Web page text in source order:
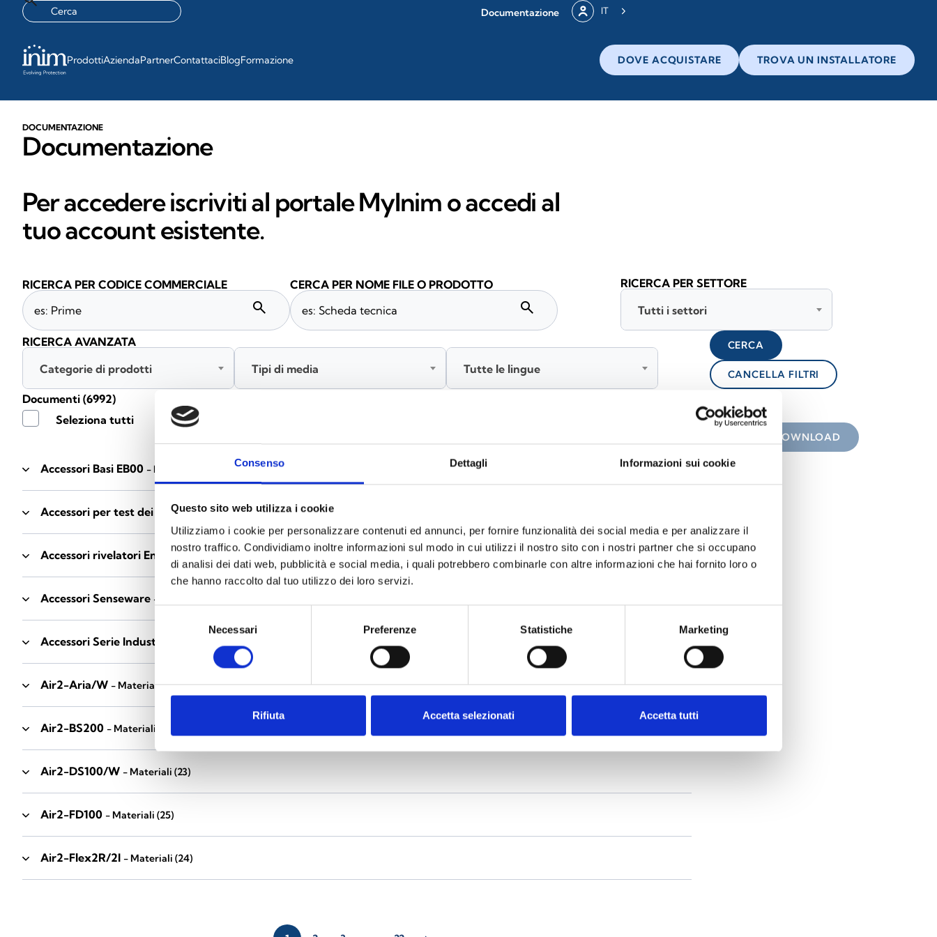
Consenso Dettagli Informazioni sui cookie
Questo sito web utilizza i cookie
Utilizziamo i cookie per personalizzare contenuti ed annunci, per fornire funzionalità dei social media e per analizzare il
nostro traffico. Condividiamo inoltre informazioni sul modo in cui utilizzi il nostro sito con i nostri partner che si occupano
di analisi dei dati web, pubblicità e social media, i quali potrebbero combinarle con altre informazioni che hai fornito loro o
che hanno raccolto dal tuo utilizzo dei loro servizi.
consenso
Necessari Preferenze Statistiche Marketing
Rifiuta Accetta selezionati Accetta tutti
Documentazione IT
ProdottiAziendaPartnerContattaciBlogFormazione DOVE ACQUISTARE TROVA UN INSTALLATORE
DOCUMENTAZIONE
Documentazione
Per accedere iscriviti al portale MyInim o accedi al
tuo account esistente.
Accessori Basi EB00 - Materiali
Accessori per test dei rivelatori - Materiali(6)
Accessori rivelatori Enea - Materiali(35)
Accessori Senseware - Materiali
Accessori Serie Industrial
Air2-Aria/W - Materiali(23)
Air2-BS200 - Materiali
Air2-DS100/W - Materiali (23)
Air2-FD100 - Materiali (25)
Air2-Flex2R/2I - Materiali (24)
Documenti (6992)
Seleziona tutti
DOWNLOAD
RICERCA PER CODICE COMMERCIALE
search
CERCA PER NOME FILE O PRODOTTO
search
RICERCA PER SETTORE
Tutti i settori
RICERCA AVANZATA
Categorie di prodotti
Tipi di media Tutte le lingue
CERCA
CANCELLA FILTRI